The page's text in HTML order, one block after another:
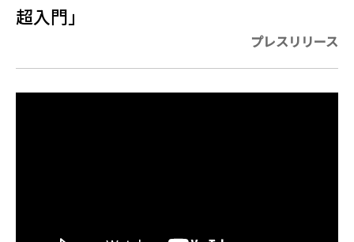
超入門」
プレスリリース